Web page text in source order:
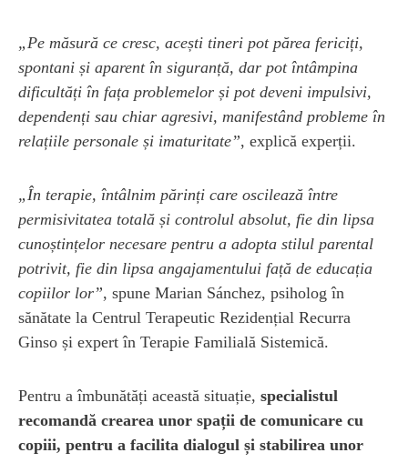
„Pe măsură ce cresc, acești tineri pot părea fericiți,
spontani și aparent în siguranță, dar pot întâmpina
dificultăți în fața problemelor și pot deveni impulsivi,
dependenți sau chiar agresivi, manifestând probleme în
relațiile personale și imaturitate”, explică experții.
„În terapie, întâlnim părinți care oscilează între
permisivitatea totală și controlul absolut, fie din lipsa
cunoștințelor necesare pentru a adopta stilul parental
potrivit, fie din lipsa angajamentului față de educația
copiilor lor”, spune Marian Sánchez, psiholog în
sănătate la Centrul Terapeutic Rezidențial Recurra
Ginso și expert în Terapie Familială Sistemică.
Pentru a îmbunătăți această situație, specialistul
recomandă crearea unor spații de comunicare cu
copiii, pentru a facilita dialogul și stabilirea unor